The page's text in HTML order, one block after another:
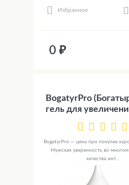
Избранное
0 ₽
BogatyrPro
гель для
BogatyrPro — цена при покупке
Мужская уверенность во многом
качества инт...